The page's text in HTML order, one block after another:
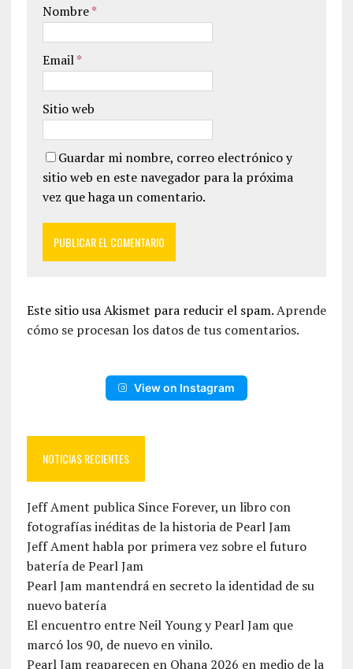
Nombre*
Email*
Sitio web
Guardar mi nombre, correo electrónico y
sitio web en este navegador para la próxima
vez que haga un comentario.
Este sitio usa Akismet para reducir el spam.Aprende
cómo se procesan los datos de tus comentarios.
View on Instagram
NOTICIAS RECIENTES
Jeff Ament publica Since Forever, un libro con
fotografías inéditas de la historia de Pearl Jam
Jeff Ament habla por primera vez sobre el futuro
batería de Pearl Jam
Pearl Jam mantendrá en secreto la identidad de su
nuevo batería
El encuentro entre Neil Young y Pearl Jam que
marcó los 90, de nuevo en vinilo.
Pearl Jam reaparecen en Ohana 2026 en medio de la